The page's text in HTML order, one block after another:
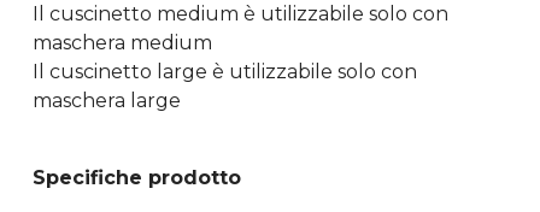
Il cuscinetto medium è utilizzabile solo con
maschera medium
Il cuscinetto large è utilizzabile solo con
maschera large
Specifiche prodotto